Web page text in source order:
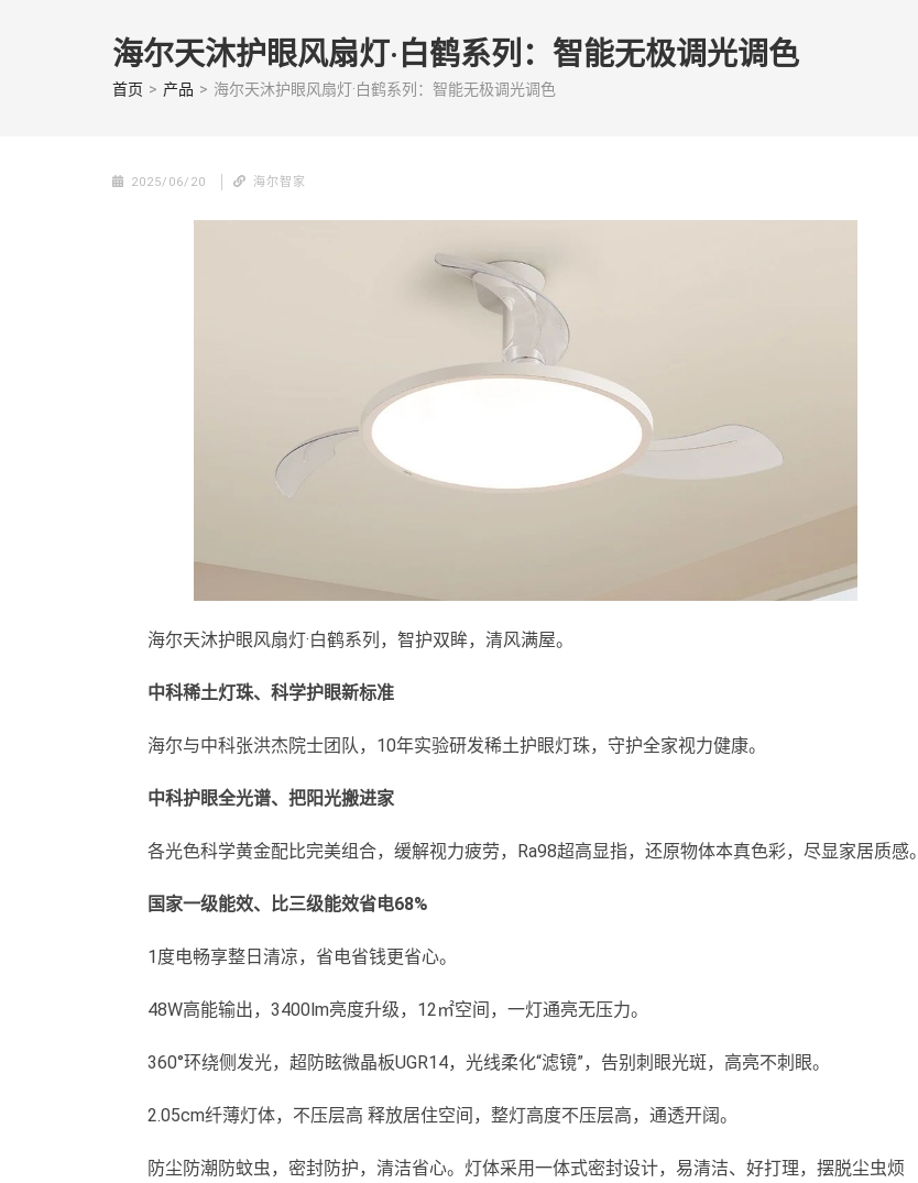
海尔天沐护眼风扇灯·白鹤系列：智能无极调光调色
首页 > 产品 > 海尔天沐护眼风扇灯·白鹤系列：智能无极调光调色
2025/06/20 海尔智家
海尔天沐护眼风扇灯·白鹤系列，智护双眸，清风满屋。
中科稀土灯珠、科学护眼新标准
海尔与中科张洪杰院士团队，10年实验研发稀土护眼灯珠，守护全家视力健康。
中科护眼全光谱、把阳光搬进家
各光色科学黄金配比完美组合，缓解视力疲劳，Ra98超高显指，还原物体本真色彩，尽显家居质感。
国家一级能效、比三级能效省电68%
1度电畅享整日清凉，省电省钱更省心。
48W高能输出，3400lm亮度升级，12㎡空间，一灯通亮无压力。
360°环绕侧发光，超防眩微晶板UGR14，光线柔化“滤镜”，告别刺眼光斑，高亮不刺眼。
2.05cm纤薄灯体，不压层高 释放居住空间，整灯高度不压层高，通透开阔。
防尘防潮防蚊虫，密封防护，清洁省心。灯体采用一体式密封设计，易清洁、好打理，摆脱尘虫烦